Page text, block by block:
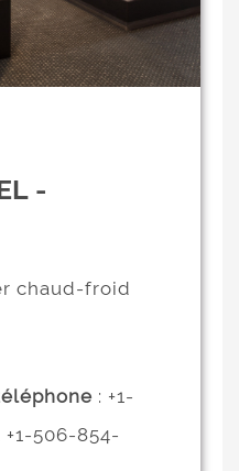
-
chaud-froid
: +1-
506-854-